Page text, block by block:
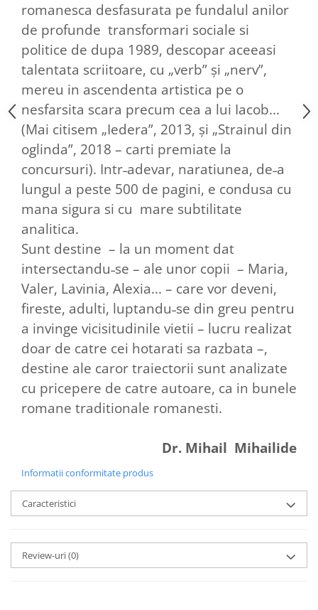
romanesca desfasurata pe fundalul anilor
de profunde transformari sociale si
politice de dupa 1989, descopar aceeasi
talentata scriitoare, cu „verb” și „nerv”,
mereu in ascendenta artistica pe o
nesfarsita scara precum cea a lui Iacob...
(Mai citisem „Iedera”, 2013, și „Strainul din
oglinda”, 2018 – carti premiate la
concursuri). Intr˗adevar, naratiunea, de˗a
lungul a peste 500 de pagini, e condusa cu
mana sigura si cu mare subtilitate
analitica.
Sunt destine – la un moment dat
intersectandu˗se – ale unor copii – Maria,
Valer, Lavinia, Alexia... – care vor deveni,
fireste, adulti, luptandu˗se din greu pentru
a invinge vicisitudinile vietii – lucru realizat
doar de catre cei hotarati sa razbata –,
destine ale caror traiectorii sunt analizate
cu pricepere de catre autoare, ca in bunele
romane traditionale romanesti.
Dr. Mihail Mihailide
Informatii conformitate produs
Caracteristici
Review-uri(0)